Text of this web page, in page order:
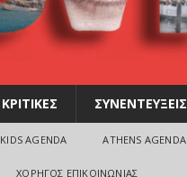
ΚΡΙΤΙΚΕΣ ΣΥΝΕΝΤΕΥΞΕΙΣ
KIDS AGENDA ATHENS AGENDA
ΧΟΡΗΓΟΣ ΕΠΙΚΟΙΝΩΝΙΑΣ